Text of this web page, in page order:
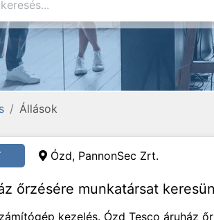
Állások
Ózd, PannonSec Zrt.
őrzésére munkatársat
kezelés. Ózd Tesco áruház